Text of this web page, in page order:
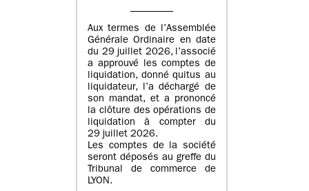
Aux termes de l’Assemblée
Générale Ordinaire en date
du 29 juillet 2026, l’associé
a approuvé les comptes de
liquidation, donné quitus au
liquidateur, l’a déchargé de
son mandat, et a prononcé
la clôture des opérations de
liquidation à compter du
29 juillet 2026.
Les comptes de la société
seront déposés au greffe du
Tribunal de commerce de
LYON.